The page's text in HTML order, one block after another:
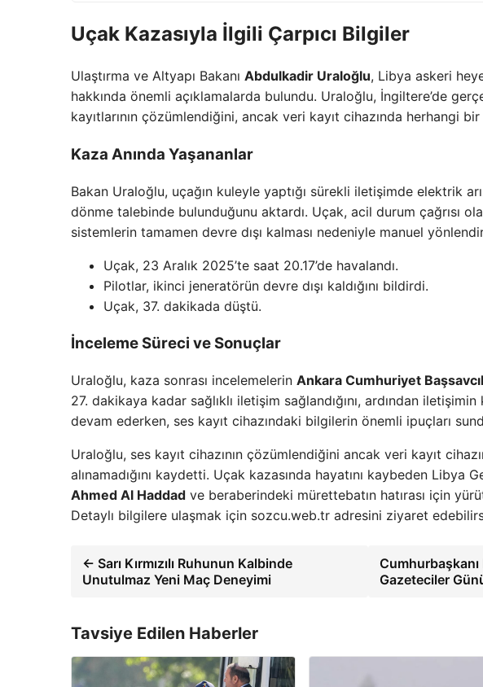
Uçak Kazasıyla İlgili Çarpıcı Bilgiler
Ulaştırma ve Altyapı Bakanı Abdulkadir Uraloğlu, Libya askeri
hakkında önemli açıklamalarda bulundu. Uraloğlu, İngiltere’de
kayıtlarının çözümlendiğini, ancak veri kayıt cihazında herhangi
Kaza Anında Yaşananlar
Bakan Uraloğlu, uçağın kuleyle yaptığı sürekli iletişimde elektrik
dönme talebinde bulunduğunu aktardı. Uçak, acil durum çağrısı
sistemlerin tamamen devre dışı kalması nedeniyle manuel
Uçak, 23 Aralık 2025’te saat 20.17’de havalandı.
Pilotlar, ikinci jeneratörün devre dışı kaldığını bildirdi.
Uçak, 37. dakikada düştü.
İnceleme Süreci ve Sonuçlar
Uraloğlu, kaza sonrası incelemelerin Ankara Cumhuriyet
27. dakikaya kadar sağlıklı iletişim sağlandığını, ardından
devam ederken, ses kayıt cihazındaki bilgilerin önemli ipuçları
Uraloğlu, ses kayıt cihazının çözümlendiğini ancak veri kayıt
alınamadığını kaydetti. Uçak kazasında hayatını kaybeden Libya
Ahmed Al Haddad ve beraberindeki mürettebatın hatırası için
Detaylı bilgilere ulaşmak için sozcu.web.tr adresini ziyaret
← Sarı Kırmızılı Ruhunun Kalbinde
Unutulmaz Yeni Maç Deneyimi
Cumhurbaşkanı
Gazeteciler
Tavsiye Edilen Haberler